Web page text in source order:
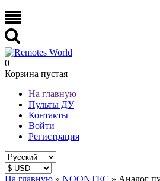
0
Корзина пустая
На главную
Пульты ДУ
Контакты
Войти
Регистрация
На главную » NOONTEC » Аналог